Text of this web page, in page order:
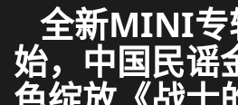
全新MINI专
始，中国民